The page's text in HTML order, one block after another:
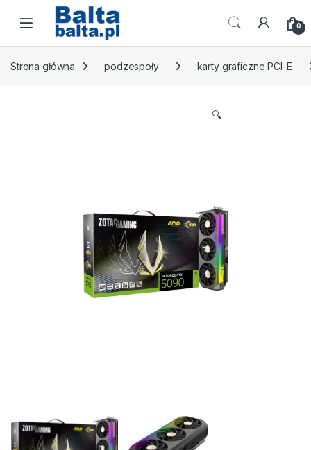
Skip to navigation
Skip to content
Open 0
Strona główna podzespoły karty graficzne PCI-E
🔍